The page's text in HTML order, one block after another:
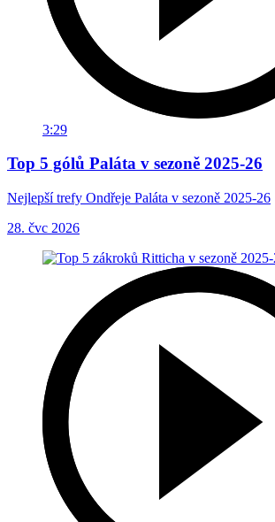
3:29
Top 5 gólů Paláta v sezoně 2025-26
Nejlepší trefy Ondřeje Paláta v sezoně 2025-26
28. čvc 2026